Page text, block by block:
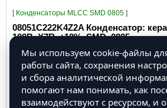
[ Конденсаторы MLCC SMD 0805 ]
08051C222K4Z2A Конденсатор:
100В, X7R, ±10%, SMD, 0805
Мы используем cookie-файлы
работы сайта, сохранения
и сбора аналитической
помогают нам понимать, как
взаимодействуют с ресурсом, и